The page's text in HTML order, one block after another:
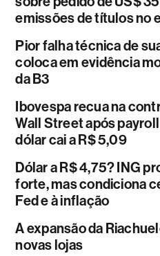
emissões de títulos no
Pior falha técnica de
coloca em evidência
da B3
Ibovespa recua na
Wall Street após
dólar cai a R$ 5,09
Dólar a R$ 4,75? ING
forte, mas condiciona
Fed e à inflação
A expansão da
novas lojas